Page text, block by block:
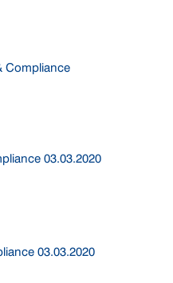
Compliance
03.03.2020